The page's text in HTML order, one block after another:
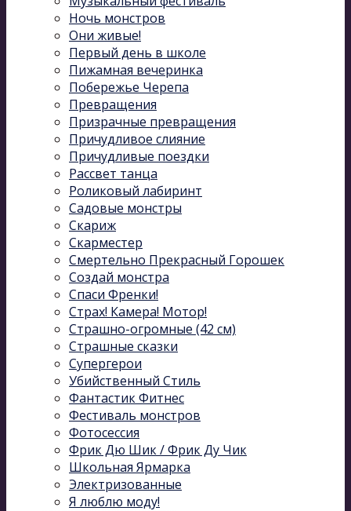
Ночь монстров
Они живые!
Первый день в школе
Пижамная вечеринка
Побережье Черепа
Превращения
Призрачные превращения
Причудливое слияние
Причудливые поездки
Рассвет танца
Роликовый лабиринт
Садовые монстры
Скариж
Скарместер
Смертельно Прекрасный Горошек
Создай монстра
Спаси Френки!
Страх! Камера! Мотор!
Страшно-огромные (42 см)
Страшные сказки
Супергерои
Убийственный Стиль
Фантастик Фитнес
Фестиваль монстров
Фотосессия
Фрик Дю Шик / Фрик Ду Чик
Школьная Ярмарка
Электризованные
Я люблю моду!